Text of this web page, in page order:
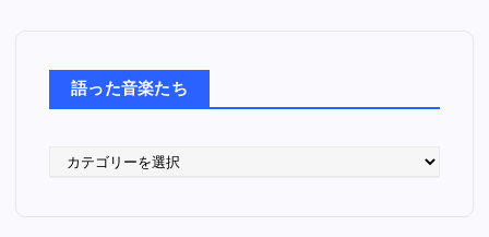
語った音楽たち